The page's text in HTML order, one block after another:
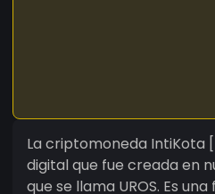
La criptomoneda IntiKota
digital que fue creada en
que se llama UROS. Es